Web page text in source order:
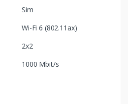
Sim
Wi-Fi 6 (802.11ax)
2x2
1000 Mbit/s